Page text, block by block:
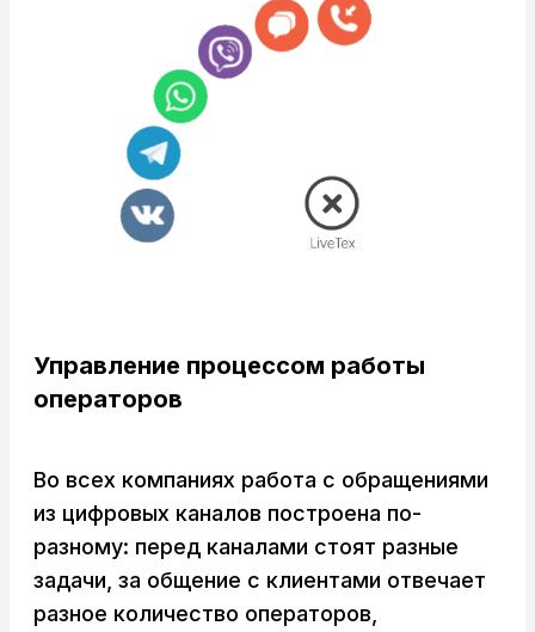
Управление процессом работы
операторов
Во всех компаниях работа с обращениями
из цифровых каналов построена по-
разному: перед каналами стоят разные
задачи, за общение с клиентами отвечает
разное количество операторов,